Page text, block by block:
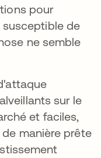
pour
susceptible de
ne semble
sur le
et faciles,
manière prête